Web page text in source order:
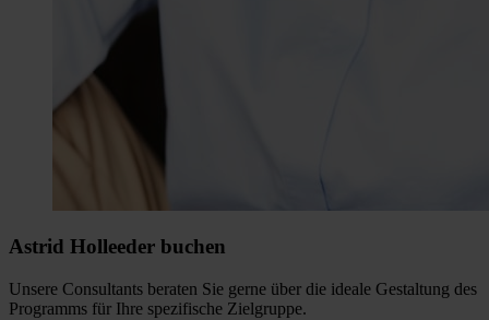
Astrid Holleeder buchen
Unsere Consultants beraten Sie gerne über die ideale Gestaltung des
Programms für Ihre spezifische Zielgruppe.